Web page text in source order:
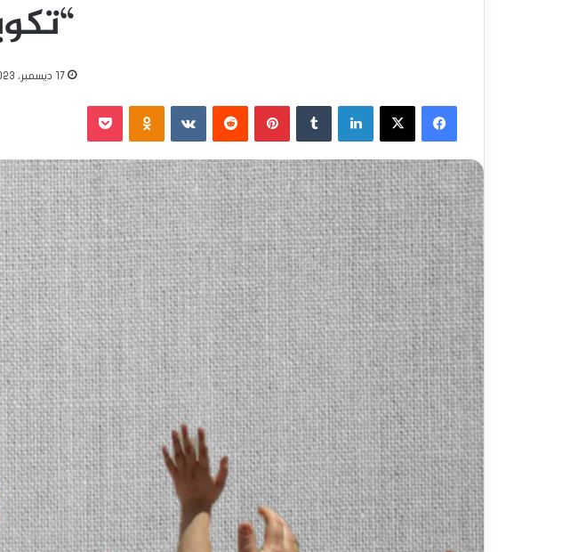
17 ديسمبر، 2023
فيسبوك X لينكدإن بينتيريست ‏VKontakte